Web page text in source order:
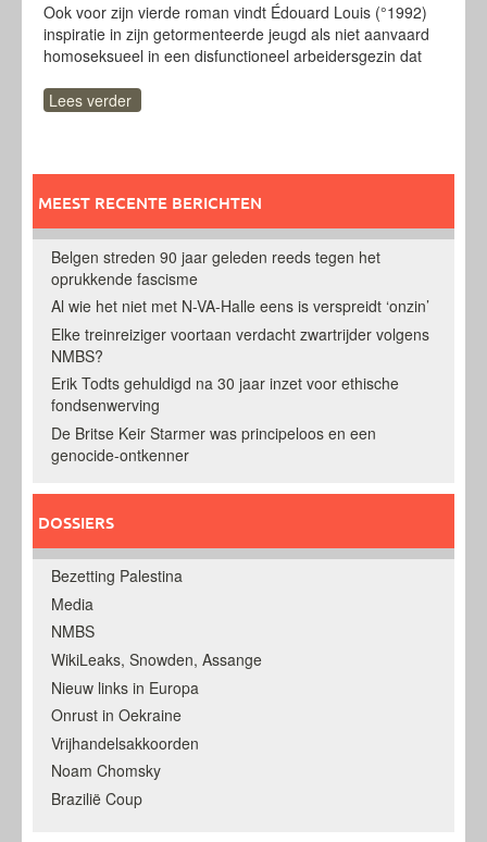
Ook voor zijn vierde roman vindt Édouard Louis (°1992)
inspiratie in zijn getormenteerde jeugd als niet aanvaard
homoseksueel in een disfunctioneel arbeidersgezin dat
Lees verder
MEEST RECENTE BERICHTEN
Belgen streden 90 jaar geleden reeds tegen het
oprukkende fascisme
Al wie het niet met N-VA-Halle eens is verspreidt ‘onzin’
Elke treinreiziger voortaan verdacht zwartrijder volgens
NMBS?
Erik Todts gehuldigd na 30 jaar inzet voor ethische
fondsenwerving
De Britse Keir Starmer was principeloos en een
genocide-ontkenner
DOSSIERS
Bezetting Palestina
Media
NMBS
WikiLeaks, Snowden, Assange
Nieuw links in Europa
Onrust in Oekraine
Vrijhandelsakkoorden
Noam Chomsky
Brazilië Coup